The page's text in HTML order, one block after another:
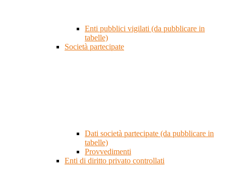
Enti pubblici vigilati (da pubblicare in
tabelle)
Società partecipate
Dati società partecipate (da pubblicare in
tabelle)
Provvedimenti
Enti di diritto privato controllati